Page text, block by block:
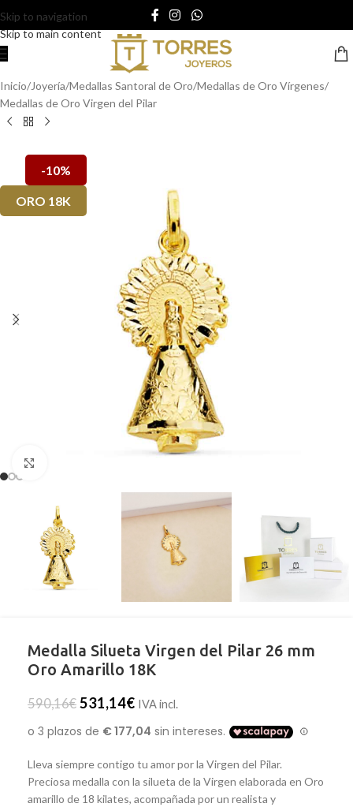
Skip to navigation
Skip to main content
Inicio/Joyería/Medallas Santoral de Oro/Medallas de Oro Vírgenes/
Medallas de Oro Virgen del Pilar
-10%
ORO 18K
Medalla Silueta Virgen del Pilar 26 mm
Oro Amarillo 18K
590,16€ 531,14€ IVA incl.
Lleva siempre contigo tu amor por la Virgen del Pilar.
Preciosa medalla con la silueta de la Virgen elaborada en Oro
amarillo de 18 kilates, acompañada por un realista y